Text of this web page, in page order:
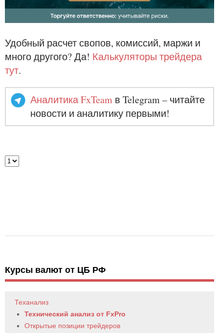
Удобный расчет свопов, комиссий, маржи и
много другого? Да! Калькуляторы трейдера
тут.
Аналитика FxTeam в Telegram – читайте
новости и аналитику первыми!
Курсы валют от ЦБ РФ
Теханализ
Технический анализ от FxPro
Открытые позиции трейдеров